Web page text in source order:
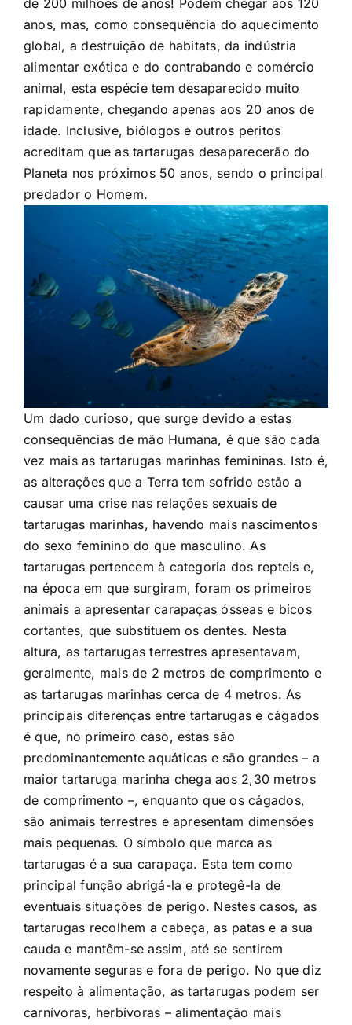
de 200 milhões de anos! Podem chegar aos 120
anos, mas, como consequência do aquecimento
global, a destruição de habitats, da indústria
alimentar exótica e do contrabando e comércio
animal, esta espécie tem desaparecido muito
rapidamente, chegando apenas aos 20 anos de
idade. Inclusive, biólogos e outros peritos
acreditam que as tartarugas desaparecerão do
Planeta nos próximos 50 anos, sendo o principal
predador o Homem.
Um dado curioso, que surge devido a estas
consequências de mão Humana, é que são cada
vez mais as tartarugas marinhas femininas. Isto é,
as alterações que a Terra tem sofrido estão a
causar uma crise nas relações sexuais de
tartarugas marinhas, havendo mais nascimentos
do sexo feminino do que masculino. As
tartarugas pertencem à categoria dos repteis e,
na época em que surgiram, foram os primeiros
animais a apresentar carapaças ósseas e bicos
cortantes, que substituem os dentes. Nesta
altura, as tartarugas terrestres apresentavam,
geralmente, mais de 2 metros de comprimento e
as tartarugas marinhas cerca de 4 metros. As
principais diferenças entre tartarugas e cágados
é que, no primeiro caso, estas são
predominantemente aquáticas e são grandes – a
maior tartaruga marinha chega aos 2,30 metros
de comprimento –, enquanto que os cágados,
são animais terrestres e apresentam dimensões
mais pequenas. O símbolo que marca as
tartarugas é a sua carapaça. Esta tem como
principal função abrigá-la e protegê-la de
eventuais situações de perigo. Nestes casos, as
tartarugas recolhem a cabeça, as patas e a sua
cauda e mantêm-se assim, até se sentirem
novamente seguras e fora de perigo. No que diz
respeito à alimentação, as tartarugas podem ser
carnívoras, herbívoras – alimentação mais